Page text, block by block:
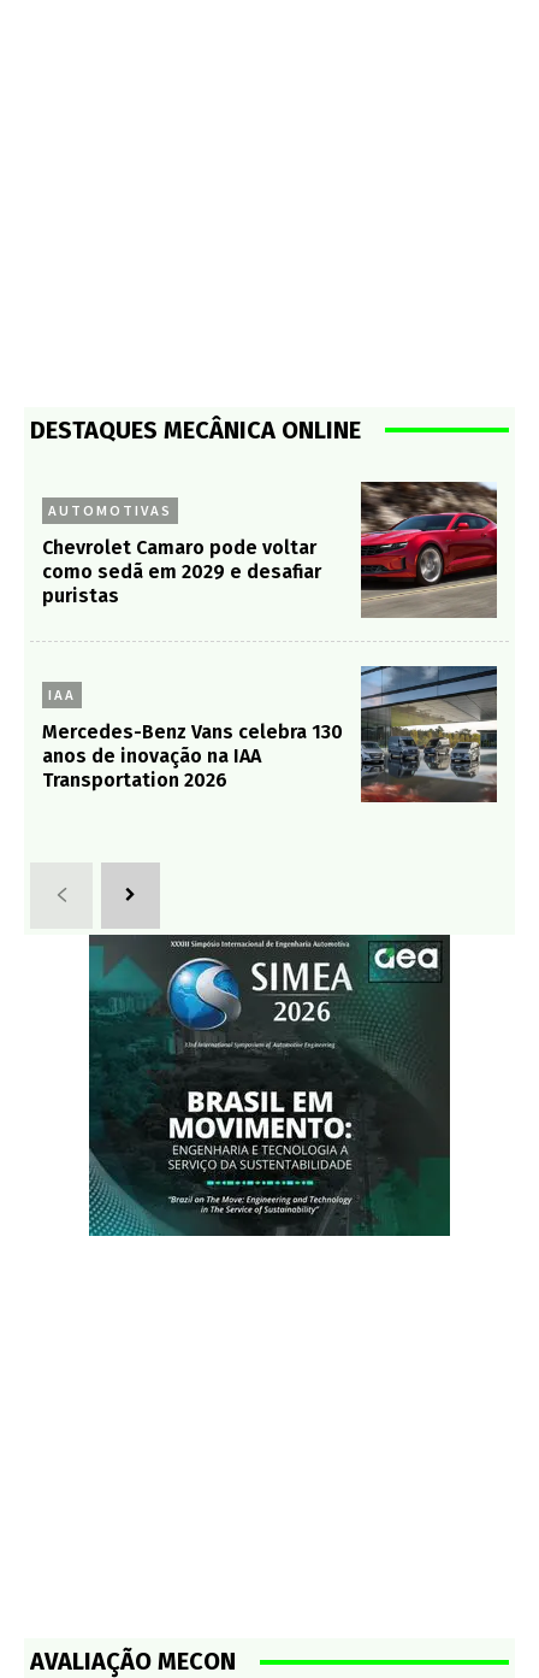
DESTAQUES MECÂNICA ONLINE
AUTOMOTIVAS
Chevrolet Camaro pode voltar
como sedã em 2029 e desafiar
puristas
IAA
Mercedes-Benz Vans celebra 130
anos de inovação na IAA
Transportation 2026
AVALIAÇÃO MECON